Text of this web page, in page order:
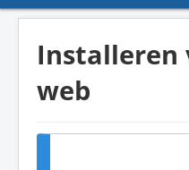
Installeren
web